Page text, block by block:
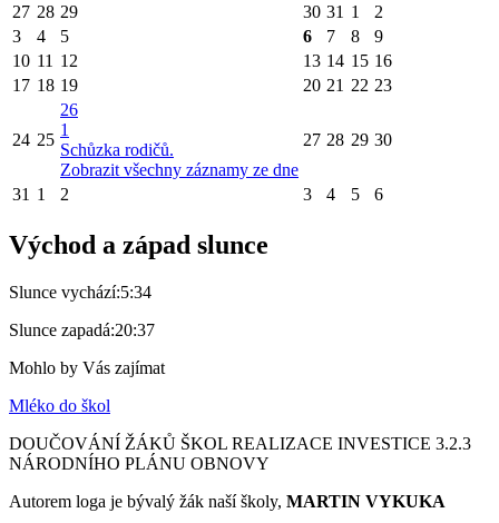
27 28 29 30 31 1
2
3
4 5 6 7 8
9
10 11 12 13 14 15 16
17 18 19 20 21 22 23
24 25
26
1
Schůzka rodičů.
Zobrazit všechny záznamy ze dne
27 28 29 30
31 1 2 3 4 5 6
Východ a západ slunce
Slunce vychází:5:34
Slunce zapadá:20:37
Mohlo by Vás zajímat
Mléko do škol
DOUČOVÁNÍ ŽÁKŮ ŠKOL REALIZACE INVESTICE 3.2.3
NÁRODNÍHO PLÁNU OBNOVY
Autorem loga je bývalý žák naší školy, MARTIN VYKUKA